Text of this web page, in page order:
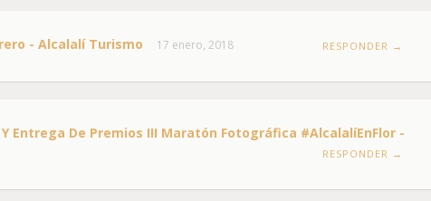
- Alcalalí Turismo 17 enero, 2018 RESPONDER →
Y Entrega De Premios III Maratón Fotográfica #AlcalalíEnFlor -
RESPONDER →